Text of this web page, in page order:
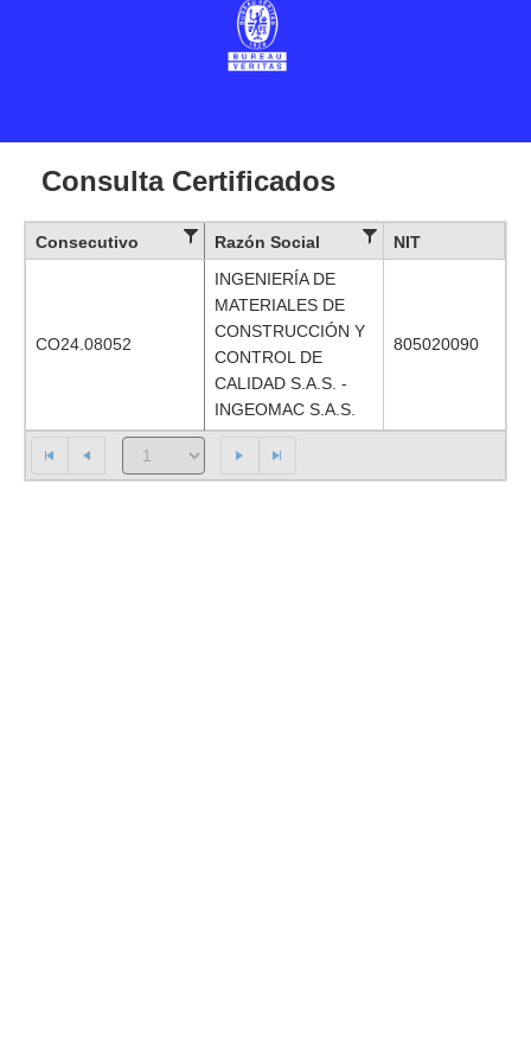
Consulta Certificados
Consecutivo Razón Social NIT
CO24.08052
INGENIERÍA DE
MATERIALES DE
CONSTRUCCIÓN Y
CONTROL DE
CALIDAD S.A.S. -
INGEOMAC S.A.S.
805020090